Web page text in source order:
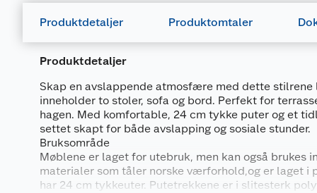
Produktdetaljer Produktomtaler
Produktdetaljer
Skap en avslappende atmosfære med dette stilrene
inneholder to stoler, sofa og bord. Perfekt for
hagen. Med komfortable, 24 cm tykke puter og et
settet skapt for både avslapping og sosiale stunder.
Bruksområde
Møblene er laget for utebruk, men kan også brukes
materialer som tåler norske værforhold,og er laget i
har 24 cm tykkeuter. Putetrekkene er i slitesterk